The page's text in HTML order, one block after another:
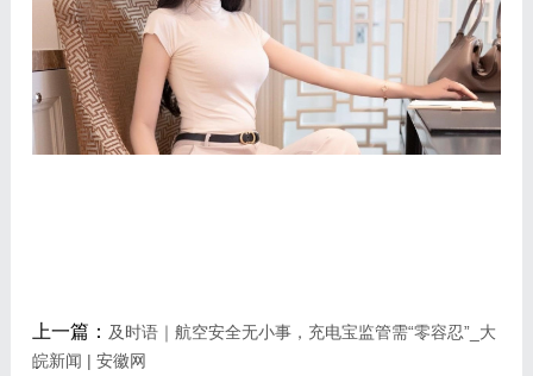
上一篇： 及时语｜航空安全无小事，充电宝监管需“零容忍”_大
皖新闻 | 安徽网